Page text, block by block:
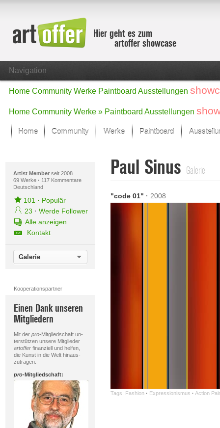
Hier geht es zum
artoffer showcase
Navigation
Home Community Werke Paintboard Ausstellungen
Home Community Werke » Paintboard Ausstellungen
Home Community Werke
Der letzte Monat im Fokus
Alle Fokus-Werke
Fokus-Werke
Paintboard
Artist Memberseit 2008
69 Werke · 117 Kommentare
Deutschland
101 · Populär
23 · Werde Follower
Alle anzeigen
Kontakt
Galerie
Kooperationspartner
Einen Dank unseren
Mitgliedern
Mit der pro-Mitgliedschaft un-
terstützen unsere Mitglieder
artofferfinanziell und helfen,
die Kunst in die Welt hinaus-
zutragen.
pro-Mitgliedschaft:
Paul Sinus Galerie
"code 01" · 2008
Tags: Fashion · Expressionismus · Action